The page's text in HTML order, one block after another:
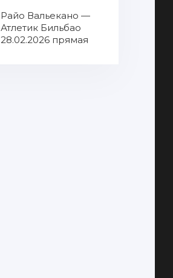
Райо Вальекано —
Атлетик Бильбао
28.02.2026 прямая